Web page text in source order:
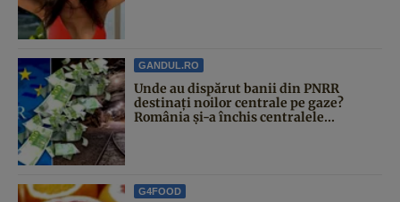
GANDUL.RO
Unde au dispărut banii din PNRR
destinați noilor centrale pe gaze?
România și-a închis centralele...
G4FOOD